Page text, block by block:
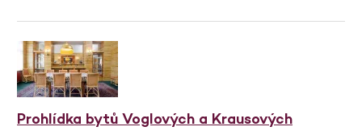
Prohlídka bytů Voglových a Krausových